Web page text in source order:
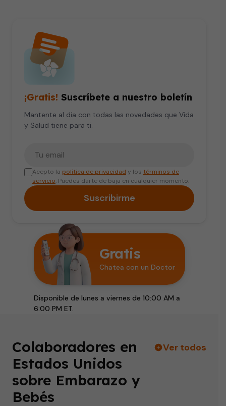
¡Gratis! Suscríbete a nuestro boletín
Mantente al día con todas las novedades que Vida
y Salud tiene para ti.
Acepto la política de privacidad y los términos de
servicio. Puedes darte de baja en cualquier momento.
Suscribirme
Gratis
Chatea con un Doctor
Disponible de lunes a viernes de 10:00 AM a
6:00 PM ET.
Colaboradores en
Estados Unidos
sobre Embarazo y
Bebés
Ver todos